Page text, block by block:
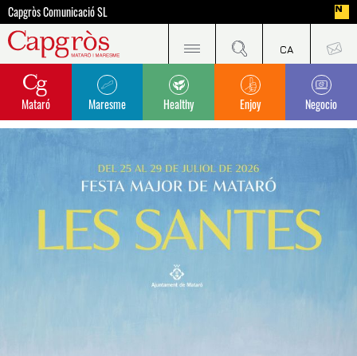
Capgròs Comunicació SL
Mataró Maresme Healthy Enjoy Negocio